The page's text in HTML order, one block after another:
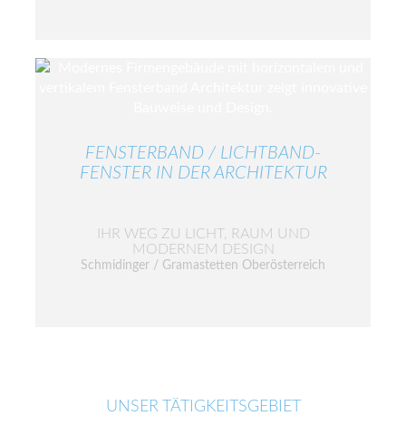
FENSTERBAND / LICHTBAND-
FENSTER IN DER ARCHITEKTUR
IHR WEG ZU LICHT, RAUM UND
MODERNEM DESIGN
Schmidinger / Gramastetten Oberösterreich
UNSER TÄTIGKEITSGEBIET